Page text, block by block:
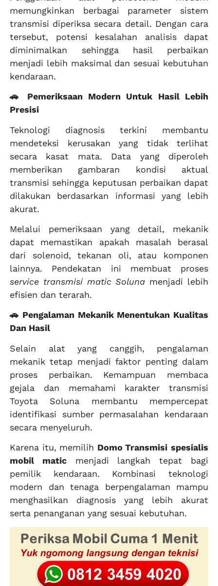
memungkinkan berbagai parameter sistem
transmisi diperiksa secara detail. Dengan cara
tersebut, potensi kesalahan analisis dapat
diminimalkan sehingga hasil perbaikan
menjadi lebih maksimal dan sesuai kebutuhan
kendaraan.
🚗 Pemeriksaan Modern Untuk Hasil Lebih
Presisi
Teknologi diagnosis terkini membantu
mendeteksi kerusakan yang tidak terlihat
secara kasat mata. Data yang diperoleh
memberikan gambaran kondisi aktual
transmisi sehingga keputusan perbaikan dapat
dilakukan berdasarkan informasi yang lebih
akurat.
Melalui pemeriksaan yang detail, mekanik
dapat memastikan apakah masalah berasal
dari solenoid, tekanan oli, atau komponen
lainnya. Pendekatan ini membuat proses
service transmisi matic Soluna menjadi lebih
efisien dan terarah.
🚗 Pengalaman Mekanik Menentukan Kualitas
Dan Hasil
Selain alat yang canggih, pengalaman
mekanik tetap menjadi faktor penting dalam
proses perbaikan. Kemampuan membaca
gejala dan memahami karakter transmisi
Toyota Soluna membantu mempercepat
identifikasi sumber permasalahan kendaraan
secara menyeluruh.
Karena itu, memilih Domo Transmisi spesialis
mobil maticmenjadi langkah tepat bagi
pemilik kendaraan. Kombinasi teknologi
modern dan tenaga berpengalaman mampu
menghasilkan diagnosis yang lebih akurat
serta penanganan yang sesuai kebutuhan.